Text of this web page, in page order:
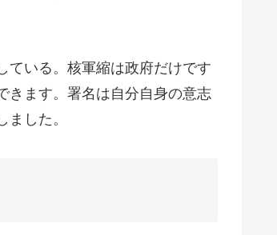
ている。核軍縮は政府だけです
きます。署名は自分自身の意志
した。